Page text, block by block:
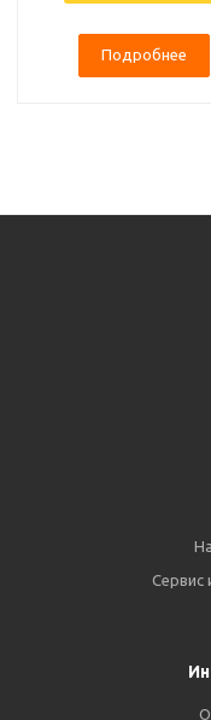
Подробнее
Сервис